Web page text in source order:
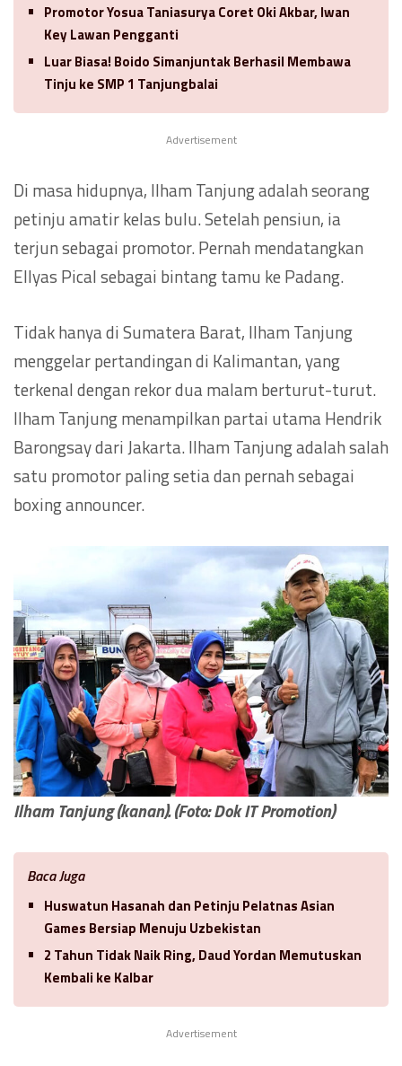
Promotor Yosua Taniasurya Coret Oki Akbar, Iwan
Key Lawan Pengganti
Luar Biasa! Boido Simanjuntak Berhasil Membawa
Tinju ke SMP 1 Tanjungbalai
Advertisement
Di masa hidupnya, Ilham Tanjung adalah seorang
petinju amatir kelas bulu. Setelah pensiun, ia
terjun sebagai promotor. Pernah mendatangkan
Ellyas Pical sebagai bintang tamu ke Padang.
Tidak hanya di Sumatera Barat, Ilham Tanjung
menggelar pertandingan di Kalimantan, yang
terkenal dengan rekor dua malam berturut-turut.
Ilham Tanjung menampilkan partai utama Hendrik
Barongsay dari Jakarta. Ilham Tanjung adalah salah
satu promotor paling setia dan pernah sebagai
boxing announcer.
Ilham Tanjung (kanan). (Foto: Dok IT Promotion)
Baca Juga
Huswatun Hasanah dan Petinju Pelatnas Asian
Games Bersiap Menuju Uzbekistan
2 Tahun Tidak Naik Ring, Daud Yordan Memutuskan
Kembali ke Kalbar
Advertisement